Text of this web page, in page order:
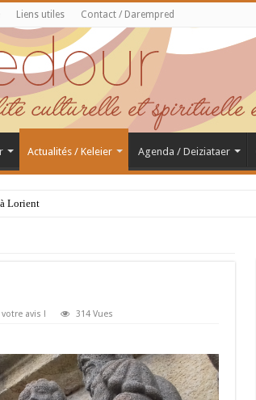
Liens utiles Contact / Darempred
Actualités / Keleier Agenda / Deiziataer
Lorient
avis ! 314 Vues